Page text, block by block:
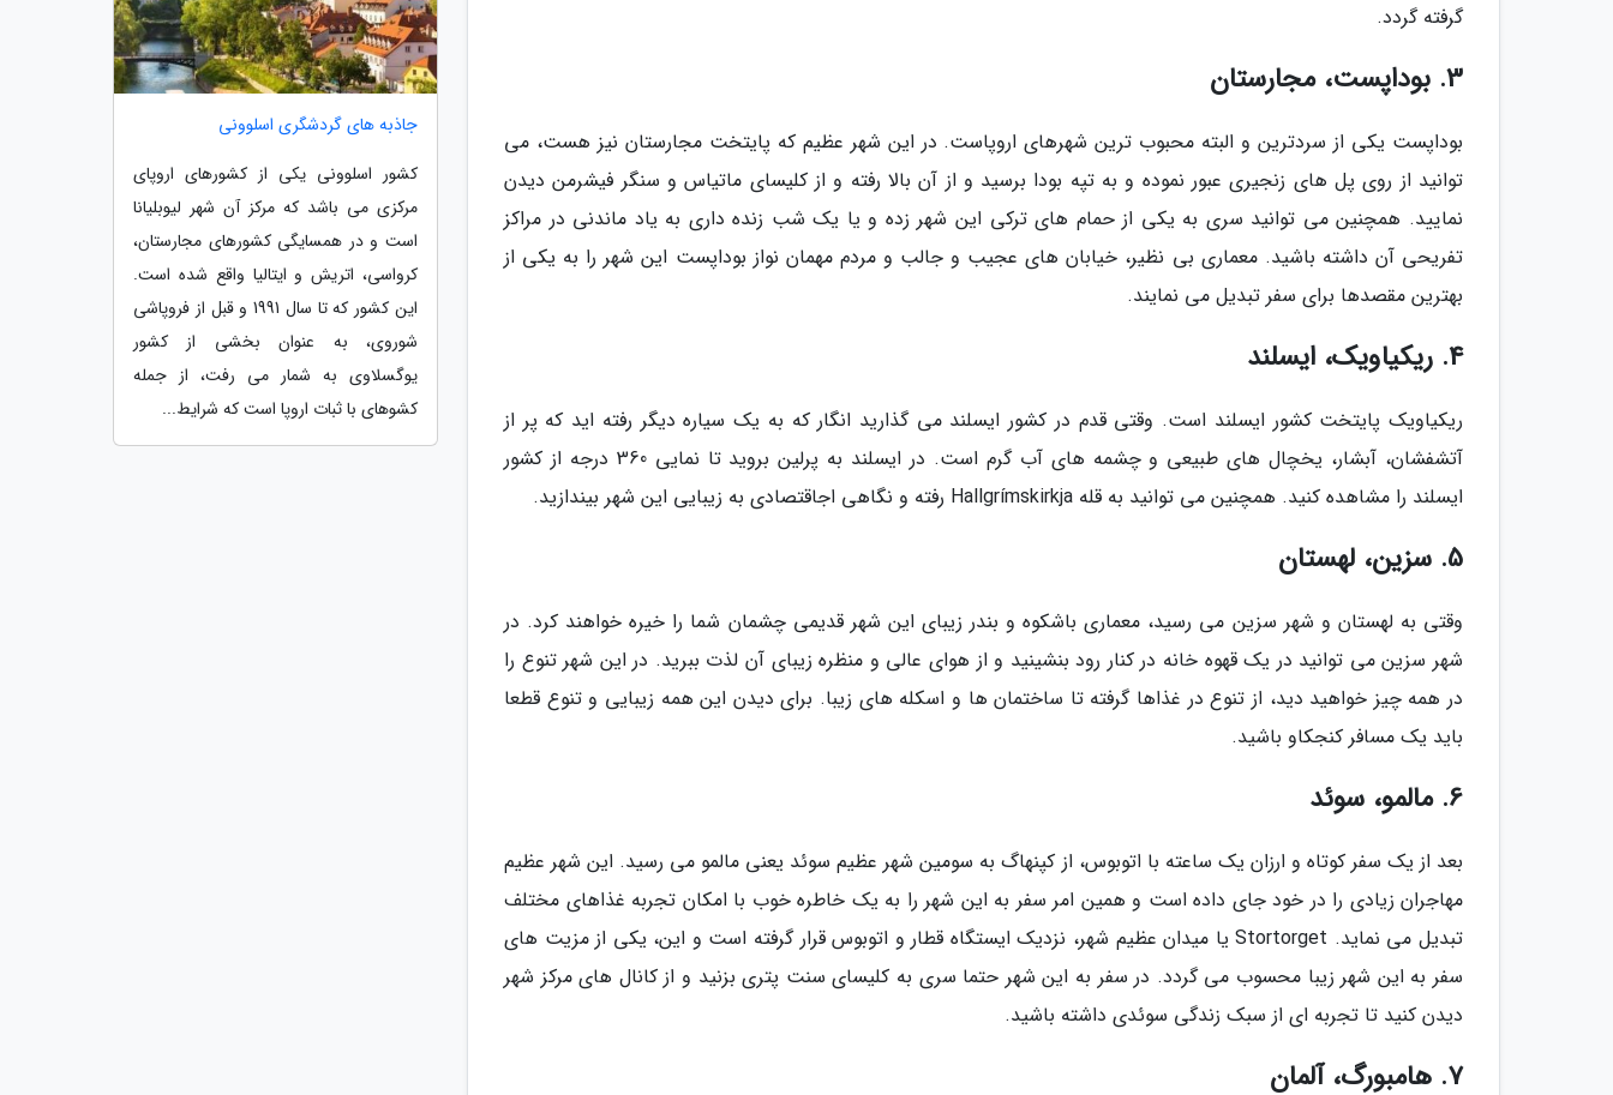
گرفته گردد.
3. بوداپست، مجارستان
بوداپست یکی از سردترین و البته محبوب ترین شهرهای اروپاست. در این شهر عظیم که پایتخت مجارستان نیز هست، می
توانید از روی پل های زنجیری عبور نموده و به تپه بودا برسید و از آن بالا رفته و از کلیسای ماتیاس و سنگر فیشرمن دیدن
نمایید. همچنین می توانید سری به یکی از حمام های ترکی این شهر زده و یا یک شب زنده داری به یاد ماندنی در مراکز
تفریحی آن داشته باشید. معماری بی نظیر، خیابان های عجیب و جالب و مردم مهمان نواز بوداپست این شهر را به یکی از
بهترین مقصدها برای سفر تبدیل می نمایند.
4. ریکیاویک، ایسلند
ریکیاویک پایتخت کشور ایسلند است. وقتی قدم در کشور ایسلند می گذارید انگار که به یک سیاره دیگر رفته اید که پر از
آتشفشان، آبشار، یخچال های طبیعی و چشمه های آب گرم است. در ایسلند به پرلین بروید تا نمایی 360 درجه از کشور
ایسلند را مشاهده کنید. همچنین می توانید به قله Hallgrímskirkja رفته و نگاهی اجاقتصادی به زیبایی این شهر بیندازید.
5. سزین، لهستان
وقتی به لهستان و شهر سزین می رسید، معماری باشکوه و بندر زیبای این شهر قدیمی چشمان شما را خیره خواهند کرد. در
شهر سزین می توانید در یک قهوه خانه در کنار رود بنشینید و از هوای عالی و منظره زیبای آن لذت ببرید. در این شهر تنوع را
در همه چیز خواهید دید، از تنوع در غذاها گرفته تا ساختمان ها و اسکله های زیبا. برای دیدن این همه زیبایی و تنوع قطعا
باید یک مسافر کنجکاو باشید.
6. مالمو، سوئد
بعد از یک سفر کوتاه و ارزان یک ساعته با اتوبوس، از کپنهاگ به سومین شهر عظیم سوئد یعنی مالمو می رسید. این شهر عظیم
مهاجران زیادی را در خود جای داده است و همین امر سفر به این شهر را به یک خاطره خوب با امکان تجربه غذاهای مختلف
تبدیل می نماید. Stortorget یا میدان عظیم شهر، نزدیک ایستگاه قطار و اتوبوس قرار گرفته است و این، یکی از مزیت های
سفر به این شهر زیبا محسوب می گردد. در سفر به این شهر حتما سری به کلیسای سنت پتری بزنید و از کانال های مرکز شهر
دیدن کنید تا تجربه ای از سبک زندگی سوئدی داشته باشید.
7. هامبورگ، آلمان
جاذبه های گردشگری اسلوونی
کشور اسلوونی یکی از کشورهای اروپای
مرکزی می باشد که مرکز آن شهر لیوبلیانا
است و در همسایگی کشورهای مجارستان،
کرواسی، اتریش و ایتالیا واقع شده است.
این کشور که تا سال 1991 و قبل از فروپاشی
شوروی، به عنوان بخشی از کشور
یوگسلاوی به شمار می رفت، از جمله
کشوهای با ثبات اروپا است که شرایط...